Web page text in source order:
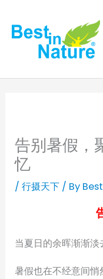
content
告别暑假，
忆
/行摄天下 / By
当夏日的余晖渐渐淡
暑假也在不经意间悄